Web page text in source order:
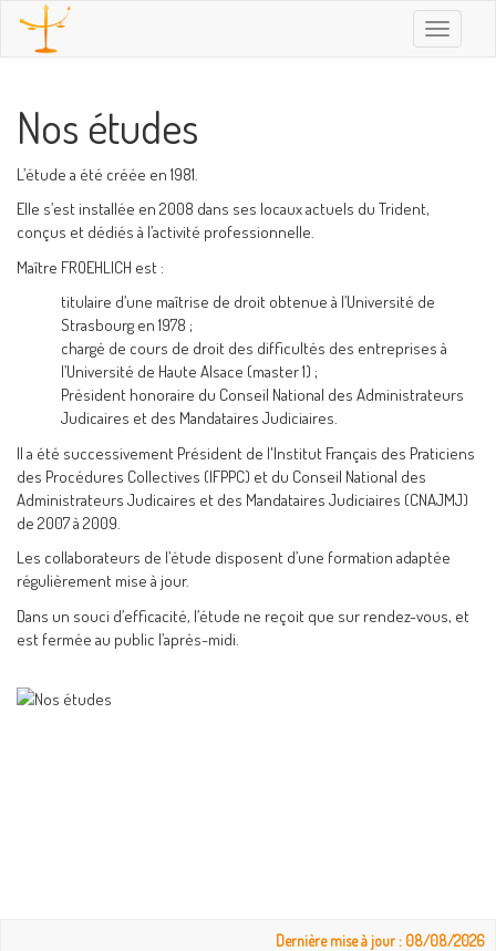
Toggle
Nos études
L’étude a été créée en 1981.
Elle s’est installée en 2008 dans ses locaux actuels du Trident,
conçus et dédiés à l’activité professionnelle.
Maître FROEHLICH est :
titulaire d’une maîtrise de droit obtenue à l’Université de
Strasbourg en 1978 ;
chargé de cours de droit des difficultés des entreprises à
l’Université de Haute Alsace (master 1) ;
Président honoraire du Conseil National des Administrateurs
Judicaires et des Mandataires Judiciaires.
Il a été successivement Président de l'Institut Français des Praticiens
des Procédures Collectives (IFPPC) et du Conseil National des
Administrateurs Judicaires et des Mandataires Judiciaires (CNAJMJ)
de 2007 à 2009.
Les collaborateurs de l’étude disposent d’une formation adaptée
régulièrement mise à jour.
Dans un souci d’efficacité, l’étude ne reçoit que sur rendez-vous, et
est fermée au public l’après-midi.
Dernière mise à jour : 08/08/2026